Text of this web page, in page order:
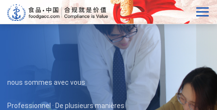
nous sommes avec vous
Professionnel · De plusieurs manières